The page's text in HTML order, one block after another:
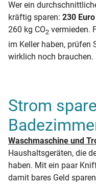
Wer ein
kräftig sparen: 230
260 kg CO2 vermieden.
im Keller haben, prüfen
wirklich noch brauchen.
Strom
Waschmaschine und
Haushaltsgeräten, die
haben. Mit ein paar
damit bares Geld